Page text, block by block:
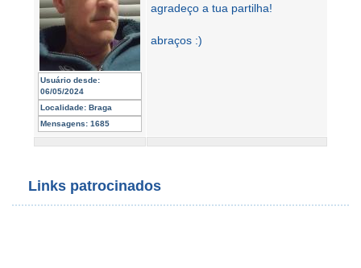
Usuário desde:
06/05/2024
Localidade: Braga
Mensagens: 1685
agradeço a tua partilha!
abraços :)
Links patrocinados